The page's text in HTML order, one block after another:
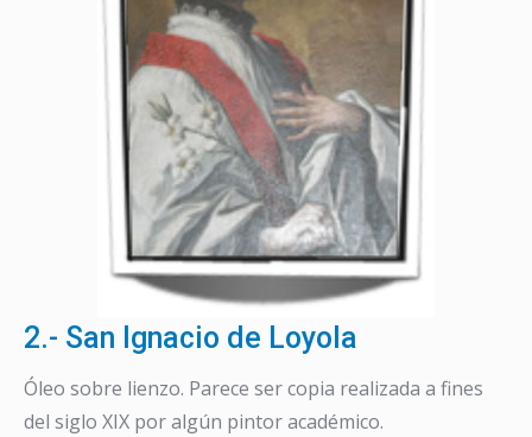
2.- San Ignacio de Loyola
Óleo sobre lienzo. Parece ser copia realizada a fines
del siglo XIX por algún pintor académico.